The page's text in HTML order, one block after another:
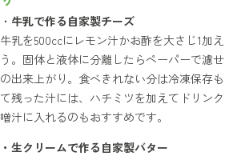
・ 牛乳で作る自家製チーズ
牛乳を500ccにレモン汁かお酢を大さじ1加
う。固体と液体に分離したらペーパーで濾
の出来上がり。食べきれない分は冷凍保存
て残った汁には、ハチミツを加えてドリン
噌汁に入れるのもおすすめです。
・生クリームで作る自家製バター